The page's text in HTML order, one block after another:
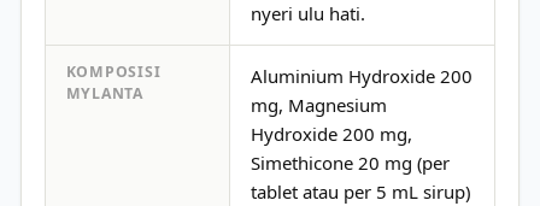
nyeri ulu hati.
KOMPOSISI
MYLANTA
Aluminium Hydroxide 200
mg, Magnesium
Hydroxide 200 mg,
Simethicone 20 mg (per
tablet atau per 5 mL sirup)